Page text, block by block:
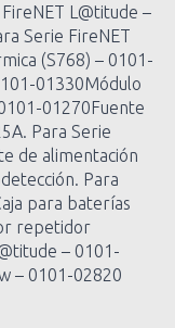
L@titude –
Serie FireNET
(S768) – 0101-
01330Módulo
01270Fuente
Para Serie
de alimentación
Para
para baterías
repetidor
– 0101-
– 0101-02820